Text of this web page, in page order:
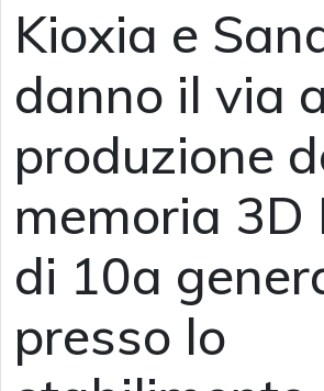
Kioxia e
danno il via
produzione
memoria 3D
di 10a
presso lo